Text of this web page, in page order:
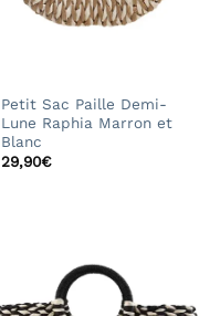
Petit Sac Paille Demi-
Lune Raphia Marron et
Blanc
29,90€